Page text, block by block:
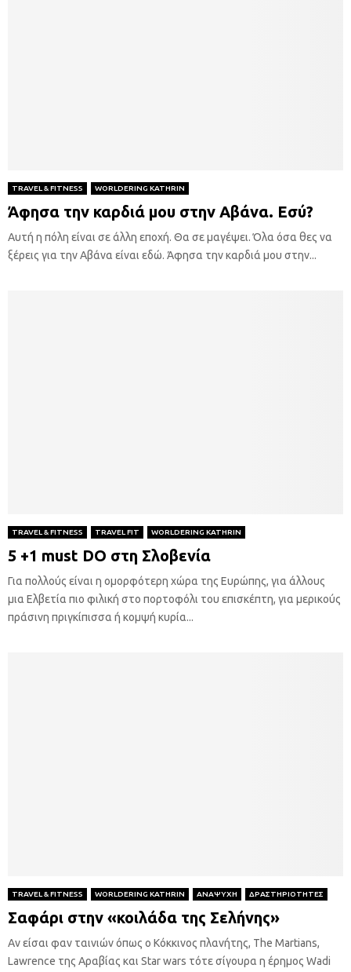
TRAVEL & FITNESS WORLDERING KATHRIN
Άφησα την καρδιά μου στην Αβάνα. Εσύ?
Αυτή η πόλη είναι σε άλλη εποχή. Θα σε μαγέψει. Όλα όσα θες να
ξέρεις για την Αβάνα είναι εδώ. Άφησα την καρδιά μου στην...
TRAVEL & FITNESS TRAVEL FIT WORLDERING KATHRIN
5 +1 must DO στη Σλοβενία
Για πολλούς είναι η ομορφότερη χώρα της Ευρώπης, για άλλους
μια Ελβετία πιο φιλική στο πορτοφόλι του επισκέπτη, για μερικούς
πράσινη πριγκίπισσα ή κομψή κυρία...
TRAVEL & FITNESS WORLDERING KATHRIN ΑΝΑΨΥΧΗ ΔΡΑΣΤΗΡΙΟΤΗΤΕΣ
Σαφάρι στην «κοιλάδα της Σελήνης»
Αν είσαι φαν ταινιών όπως ο Κόκκινος πλανήτης, The Martians,
Lawrence της Αραβίας και Star wars τότε σίγουρα η έρημος Wadi